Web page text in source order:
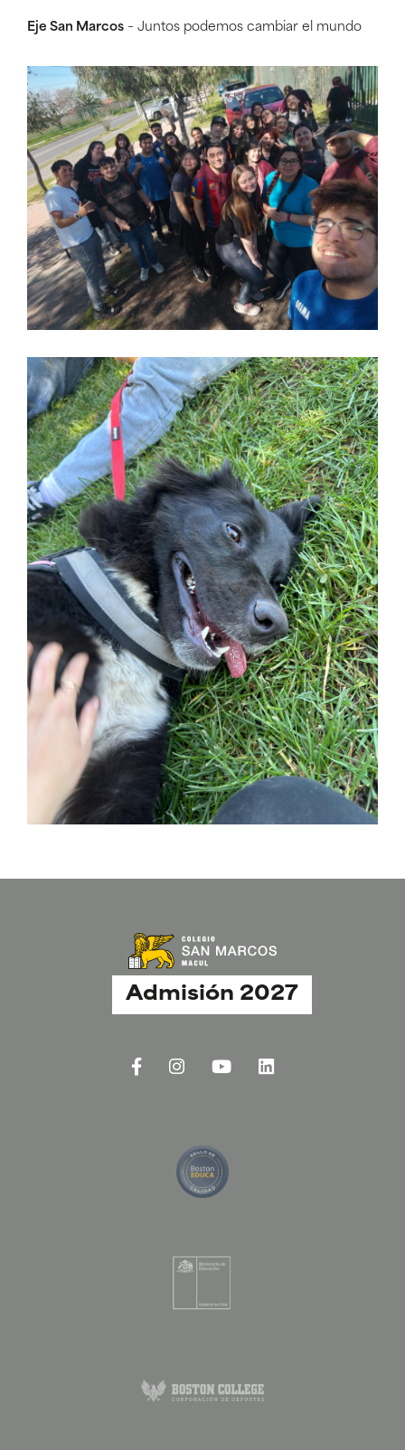
Eje San Marcos – Juntos podemos cambiar el mundo
Admisión 2027